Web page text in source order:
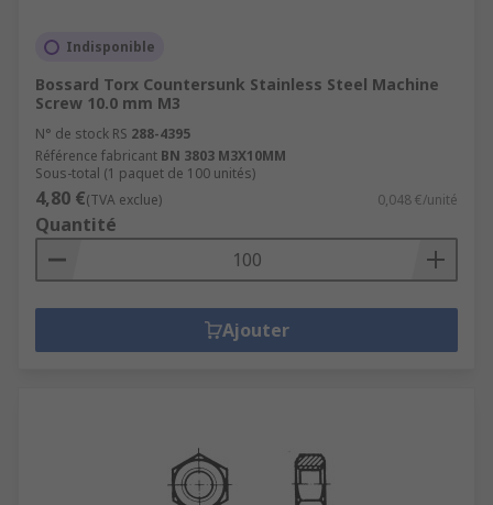
Indisponible
Bossard Torx Countersunk Stainless Steel Machine
Screw 10.0 mm M3
N° de stock RS 288-4395
Référence fabricant BN 3803 M3X10MM
Sous-total (1 paquet de 100 unités)
4,80 €(TVA exclue) 0,048 €/unité
Quantité
Ajouter